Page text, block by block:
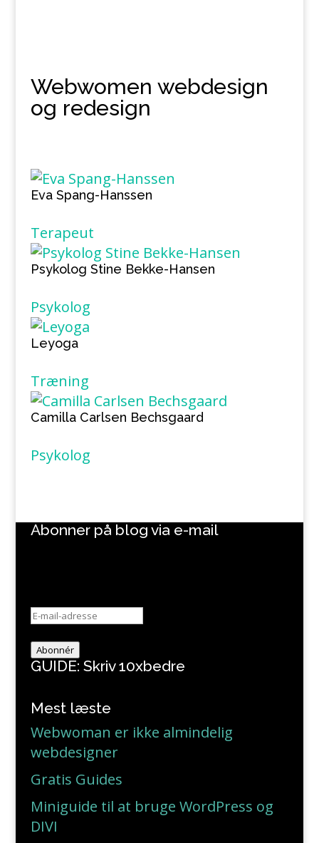
Webwomen webdesign
og redesign
Eva Spang-Hanssen
Terapeut
Psykolog Stine Bekke-Hansen
Psykolog
Leyoga
Træning
Camilla Carlsen Bechsgaard
Psykolog
Abonner på blog via e-mail
E-
adresse
Abonnér
GUIDE: Skriv 10xbedre
Mest læste
Webwoman er ikke almindelig
webdesigner
Gratis Guides
Miniguide til at bruge WordPress og
DIVI